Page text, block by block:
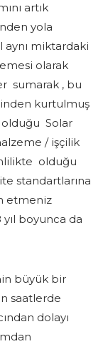
artık
yola
aynı miktardaki
olarak
sumarak , bu
kurtulmuş
olduğu Solar
/ işçilik
olduğu
standartlarına
etmeniz
boyunca da
büyük bir
saatlerde
dolayı